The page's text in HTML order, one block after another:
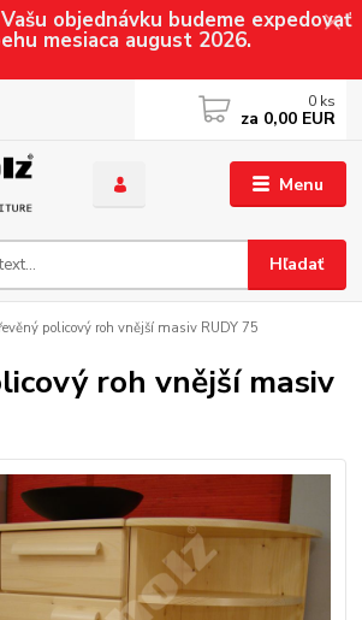
objednávku budeme expedovať
mesiaca august 2026.
Menu
Hľadať
0 ks
za 0,00 EUR
policový roh vnější masiv RUDY 75
roh vnější masiv